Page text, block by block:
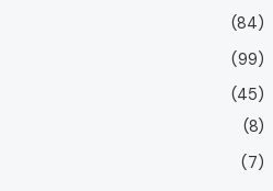
(84)
(99)
(45)
(8)
(7)